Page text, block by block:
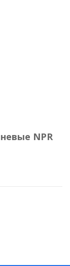
NPR